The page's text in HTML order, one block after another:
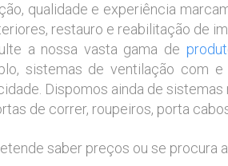
qualidade e experiência
restauro e reabilitação de
a nossa vasta gama de
sistemas de ventilação com
Dispomos ainda de
de correr, roupeiros, porta
saber preços ou se procura